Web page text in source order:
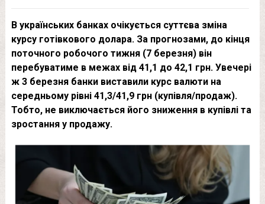
В українських банках очікується суттєва зміна
курсу готівкового долара. За прогнозами, до кінця
поточного робочого тижня (7 березня) він
перебуватиме в межах від 41,1 до 42,1 грн. Увечері
ж 3 березня банки виставили курс валюти на
середньому рівні 41,3/41,9 грн (купівля/продаж).
Тобто, не виключається його зниження в купівлі та
зростання у продажу.